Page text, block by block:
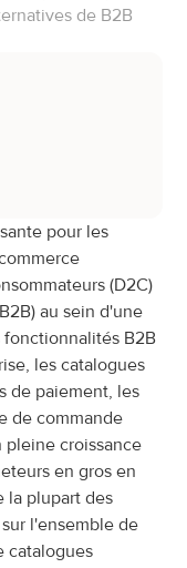
de B2B
pour les
(D2C)
au sein d'une
B2B
les catalogues
de paiement, les
de commande
pleine croissance
en gros en
la plupart des
l'ensemble de
catalogues